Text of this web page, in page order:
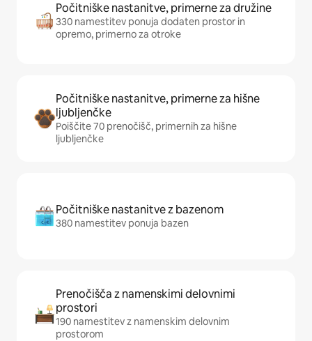
Počitniške nastanitve, primerne za družine
330 namestitev ponuja dodaten prostor in
opremo, primerno za otroke
Počitniške nastanitve, primerne za hišne
ljubljenčke
Poiščite 70 prenočišč, primernih za hišne
ljubljenčke
Počitniške nastanitve z bazenom
380 namestitev ponuja bazen
Prenočišča z namenskimi delovnimi
prostori
190 namestitev z namenskim delovnim
prostorom